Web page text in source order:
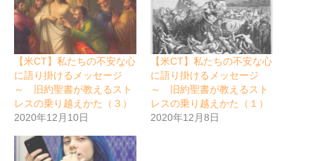
【米CT】私たちの不安な心
に語り掛けるメッセージ
～ 旧約聖書が教えるスト
レスの乗り越えかた（３）
2020年12月10日
【米CT】私たちの不安な心
に語り掛けるメッセージ
～ 旧約聖書が教えるスト
レスの乗り越えかた（１）
2020年12月8日